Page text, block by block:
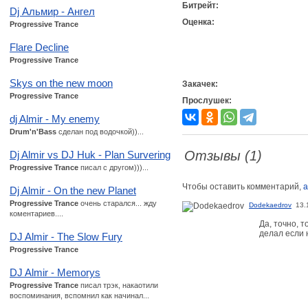
Dj Альмир - Ангел
Progressive Trance
Flare Decline
Progressive Trance
Skys on the new moon
Progressive Trance
dj Almir - My enemy
Drum'n'Bass сделан под водочкой))...
Dj Almir vs DJ Huk - Plan Survering
Progressive Trance писал с другом)))...
Dj Almir - On the new Planet
Progressive Trance очень старался... жду
коментариев....
DJ Almir - The Slow Fury
Progressive Trance
DJ Almir - Memorys
Progressive Trance писал трэк, накаотили
воспоминания, вспомнил как начинал...
Битрейт:
Оценка:
Закачек:
Прослушек:
Отзывы (1)
Чтобы оставить комментарий,
Dodekaedrov
Да, точно,
делал если